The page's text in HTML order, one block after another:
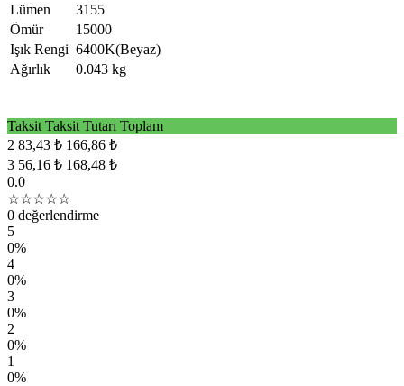
Lümen
3155
Ömür
15000
Işık Rengi 6400K(Beyaz)
Ağırlık
0.043 kg
Taksit Taksit Tutarı Toplam
2 83,43 ₺ 166,86 ₺
3 56,16 ₺ 168,48 ₺
0.0
☆☆☆☆☆
0 değerlendirme
5
0%
4
0%
3
0%
2
0%
1
0%